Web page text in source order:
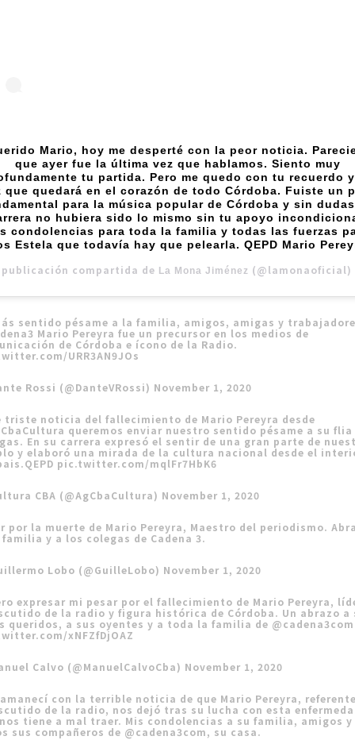
Mario, hoy me desperté con la peor noticia.
que ayer fue la última vez que hablamos. Siento muy
tu partida. Pero me quedo con tu recuerdo
que quedará en el corazón de todo Córdoba. Fuiste un
para la música popular de Córdoba y sin
no hubiera sido lo mismo sin tu apoyo
condolencias para toda la familia y todas las fuerzas
Estela que todavía hay que pelearla. QEPD Mario
publicación compartida de La Mona Jiménez
sentido pésame a la familia, amigos, amigas y
Mario Pereyra fue un precursor en los medios de
de Córdoba e ícono de la Radio.
URR3AN9JOs
Rossi (@DanteVRossi) November 1, 2020
triste noticia del fallecimiento de Mario Pereyra desde
queremos enviar nuestro sentido pésame a su flia
En su carrera expresó el sentir de una gran parte de
y elaboró una mirada de la cultura nacional desde el
pic.twitter.com/mqlFr7HbK6
CBA (@AgCbaCultura) November 1, 2020
por la muerte de Mario Pereyra, Maestro del periodismo.
familia y a los colegas de Cadena 3.
Lobo (@GuilleLobo) November 1, 2020
expresar mi pesar por el fallecimiento de Mario Pereyra,
de la radio y figura histórica de Córdoba. Un abrazo a
queridos, a sus oyentes y a toda la familia de @cadena3com
xNFZfDjOAZ
Calvo (@ManuelCalvoCba) November 1, 2020
con la terrible noticia de que Mario Pereyra,
de la radio, nos dejó tras su lucha con esta
tiene a mal traer. Mis condolencias a su familia, amigos y
sus compañeros de @cadena3com, su casa.